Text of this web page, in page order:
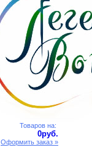
Товаров на:
0руб.
Оформить заказ »